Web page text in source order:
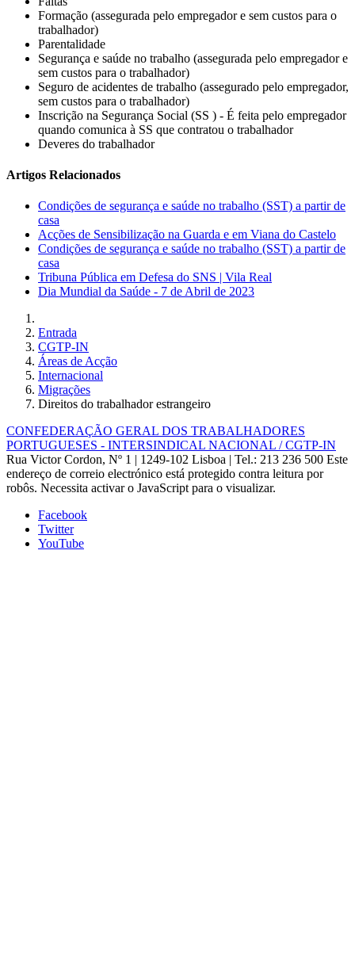
Formação (assegurada pelo empregador e sem custos para o
trabalhador)
Parentalidade
Segurança e saúde no trabalho (assegurada pelo empregador e
sem custos para o trabalhador)
Seguro de acidentes de trabalho (assegurado pelo empregador,
sem custos para o trabalhador)
Inscrição na Segurança Social (SS ) - É feita pelo empregador
quando comunica à SS que contratou o trabalhador
Deveres do trabalhador
Artigos Relacionados
Condições de segurança e saúde no trabalho (SST) a partir de
casa
Acções de Sensibilização na Guarda e em Viana do Castelo
Condições de segurança e saúde no trabalho (SST) a partir de
casa
Tribuna Pública em Defesa do SNS | Vila Real
Dia Mundial da Saúde - 7 de Abril de 2023
Entrada
CGTP-IN
Áreas de Acção
Internacional
Migrações
Direitos do trabalhador estrangeiro
CONFEDERAÇÃO GERAL DOS TRABALHADORES
PORTUGUESES - INTERSINDICAL NACIONAL / CGTP-IN
Rua Victor Cordon, Nº 1 | 1249-102 Lisboa | Tel.: 213 236 500 Este
endereço de correio electrónico está protegido contra leitura por
robôs. Necessita activar o JavaScript para o visualizar.
Facebook
Twitter
YouTube